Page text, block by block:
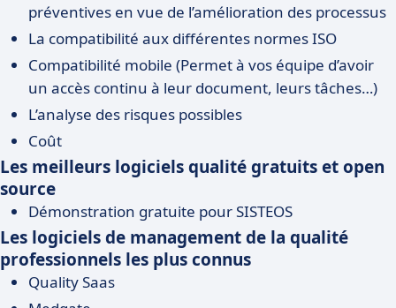
préventives en vue de l’amélioration des processus
La compatibilité aux différentes normes ISO
Compatibilité mobile (Permet à vos équipe d’avoir
un accès continu à leur document, leurs tâches…)
L’analyse des risques possibles
Coût
Les meilleurs logiciels qualité gratuits et open
source
Démonstration gratuite pour SISTEOS
Les logiciels de management de la qualité
professionnels les plus connus
Quality Saas